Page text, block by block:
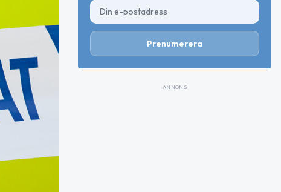
Prenumerera
ANNONS